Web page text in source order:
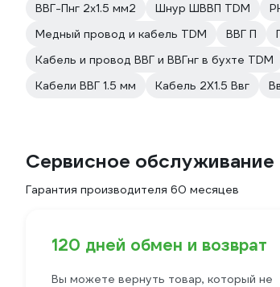
ВВГ-Пнг 2х1.5 мм2
Шнур ШВВП TDM
Медный провод и кабель TDM
ВВГ П
Кабель и провод ВВГ и ВВГнг в бухте TDM
Кабели ВВГ 1.5 мм
Кабель 2Х1.5 Ввг
Сервисное обслуживание
Гарантия производителя 60 месяцев
120 дней обмен и возврат
Вы можете вернуть товар, который не